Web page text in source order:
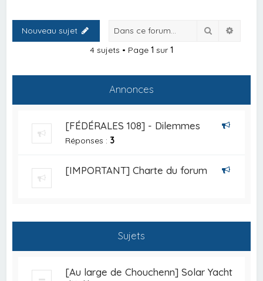
Nouveau sujet Rechercher
4 sujets • Page 1 sur 1
Annonces
[FÉDÉRALES 108] - Dilemmes
Réponses : 3
[IMPORTANT] Charte du forum
Sujets
[Au large de Chouchenn] Solar Yacht